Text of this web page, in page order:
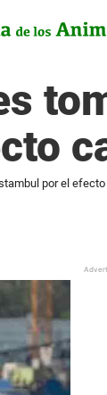
por el